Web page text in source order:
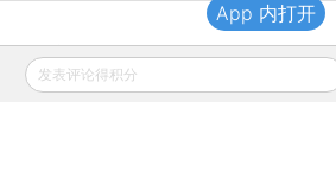
财新移动
发表评论得积分
App 内打开